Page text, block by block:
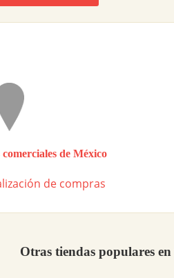
de México
de compras
Otras tiendas populares en